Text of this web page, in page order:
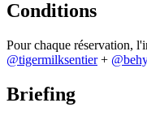
Conditions
Pour chaque réservation,
@tigermilksentier +
Briefing